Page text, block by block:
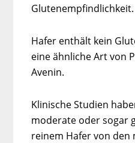
Glutenempfindlichkeit.
Hafer enthält kein
eine ähnliche Art von
Avenin.
Klinische Studien
moderate oder sogar
reinem Hafer von